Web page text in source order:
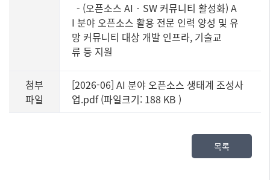
- (오픈소스 AI‧SW 커뮤니티 활성화) A
I 분야 오픈소스 활용 전문 인력 양성 및 유
망 커뮤니티 대상 개발 인프라, 기술교
류 등 지원
첨부
파일
[2026-06] AI 분야 오픈소스 생태계 조성사
업.pdf (파일크기: 188 KB )
목록